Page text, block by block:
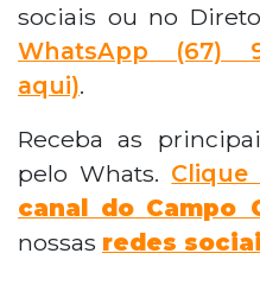
sociais ou no
WhatsApp (67)
aqui).
Receba as
pelo Whats. Clique
canal do Campo
nossas redes